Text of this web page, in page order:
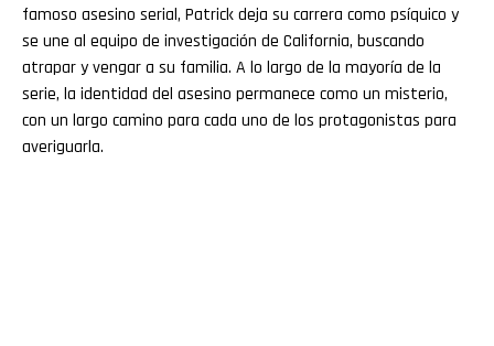
famoso asesino serial, Patrick deja su carrera como psíquico y
se une al equipo de investigación de California, buscando
atrapar y vengar a su familia. A lo largo de la mayoría de la
serie, la identidad del asesino permanece como un misterio,
con un largo camino para cada uno de los protagonistas para
averiguarla.